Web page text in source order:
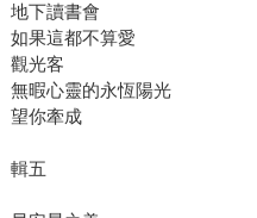
地下讀書會
如果這都不算愛
觀光客
無暇心靈的永恆陽光
望你牽成
輯五